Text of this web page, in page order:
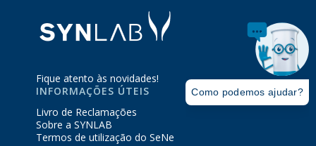
Fique atento às novidades!
INFORMAÇÕES ÚTEIS
Livro de Reclamações
Sobre a SYNLAB
Termos de utilização do SeNe